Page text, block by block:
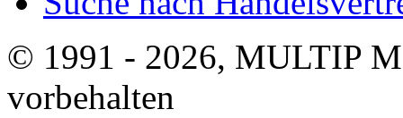
© 1991 - 2026, MULTIP
vorbehalten